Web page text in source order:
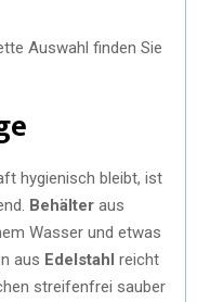
Auswahl finden Sie
hygienisch bleibt, ist
Behälter aus
Wasser und etwas
aus Edelstahl reicht
streifenfrei sauber